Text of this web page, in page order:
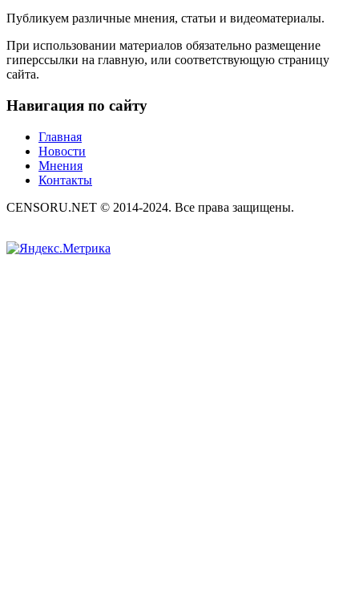
Публикуем различные мнения, статьи и видеоматериалы.
При использовании материалов обязательно размещение
гиперссылки на главную, или соответствующую страницу
сайта.
Навигация по сайту
Главная
Новости
Мнения
Контакты
CENSORU.NET © 2014-2024. Все права защищены.